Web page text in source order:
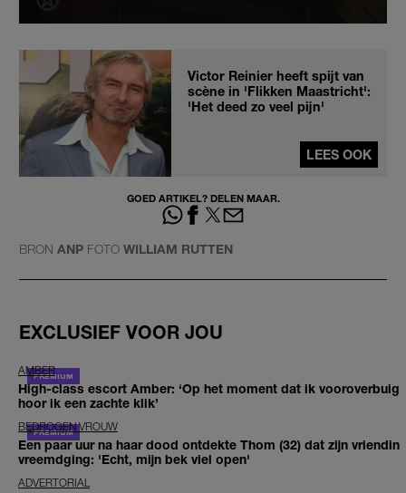
Victor Reinier heeft spijt van
scène in 'Flikken Maastricht':
'Het deed zo veel pijn'
LEES OOK
GOED ARTIKEL? DELEN MAAR.
BRON ANP FOTO WILLIAM RUTTEN
EXCLUSIEF VOOR JOU
AMBER
High-class escort Amber: ‘Op het moment dat ik vooroverbuig
hoor ik een zachte klik’
BEDROGEN VROUW
Een paar uur na haar dood ontdekte Thom (32) dat zijn vriendin
vreemdging: 'Echt, mijn bek viel open'
ADVERTORIAL